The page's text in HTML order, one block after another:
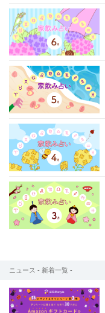
ニュース - 新着一覧 -